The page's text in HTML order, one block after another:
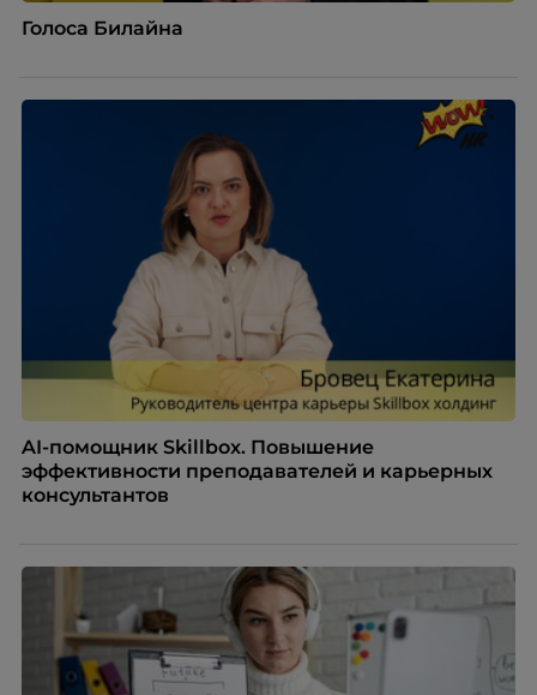
Голоса Билайна
AI-помощник Skillbox. Повышение
эффективности преподавателей и карьерных
консультантов